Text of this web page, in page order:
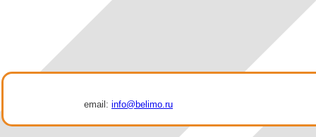
email: info@belimo.ru